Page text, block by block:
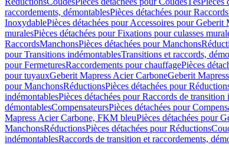
raccordements, démontablesPièces détachées pour
InoxydablePièces détachées pour Accessoires pour
muralesPièces détachées pour Fixations pour culasses
RaccordsManchonsPièces détachées pour Manchons
pour Transitions indémontablesTransitions et raccords,
pour FermeturesRaccordements pour chauffagePièces
pour tuyauxGeberit Mapress Acier CarboneGeberit
pour ManchonsRéductionsPièces détachées pour
indémontablesPièces détachées pour Raccords de transition
démontablesCompensateursPièces détachées pour
Mapress Acier Carbone, FKM bleuPièces détachées pour
ManchonsRéductionsPièces détachées pour Réductions
indémontablesRaccords de transition et raccordements,